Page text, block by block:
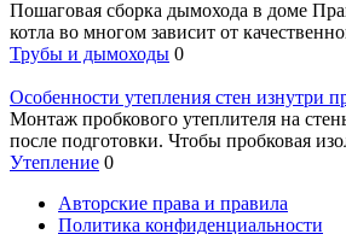
Пошаговая сборка дымохода в доме
котла во многом зависит от
Трубы и дымоходы 0
Особенности утепления стен изнутри
Монтаж пробкового утеплителя на
после подготовки. Чтобы пробковая
Утепление 0
Авторские права и правила
Политика конфиденциальности